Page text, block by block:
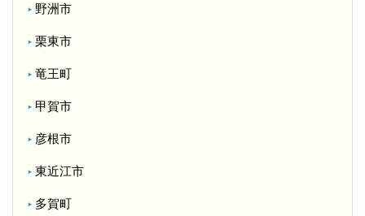
野洲市
栗東市
竜王町
甲賀市
彦根市
東近江市
多賀町